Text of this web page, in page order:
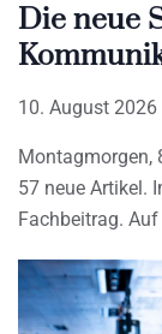
Die neue
10. August 2026
Montagmorgen,
57 neue Artikel.
Fachbeitrag.